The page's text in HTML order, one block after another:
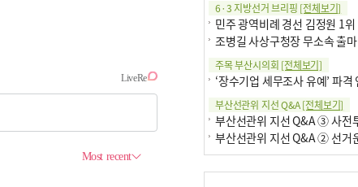
6·3 지방선거 브리핑 [전체보기]
민주 광역비례 경선 김정원 1위
조병길 사상구청장 무소속 출마
주목 부산시의회 [전체보기]
부산선관위 지선 Q&A[전체보기]